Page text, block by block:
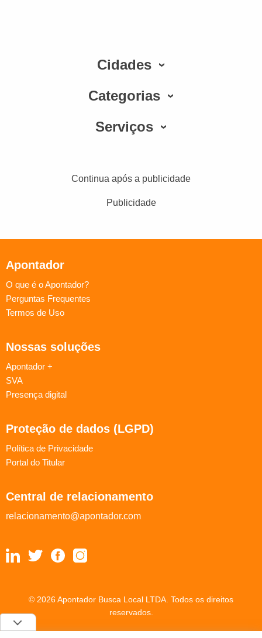
Cidades
Categorias
Serviços
Continua após a publicidade
Publicidade
Apontador
O que é o Apontador?
Perguntas Frequentes
Termos de Uso
Nossas soluções
Apontador +
SVA
Presença digital
Proteção de dados (LGPD)
Política de Privacidade
Portal do Titular
Central de relacionamento
relacionamento@apontador.com
© 2026 Apontador Busca Local LTDA. Todos os direitos
reservados.